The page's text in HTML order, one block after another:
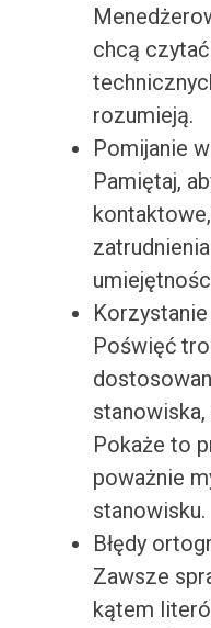
chcą czytać
rozumieją.
Pomijanie
Pamiętaj,
Poświęć
Pokaże to
poważnie
stanowisku.
Błędy
Zawsze
kątem